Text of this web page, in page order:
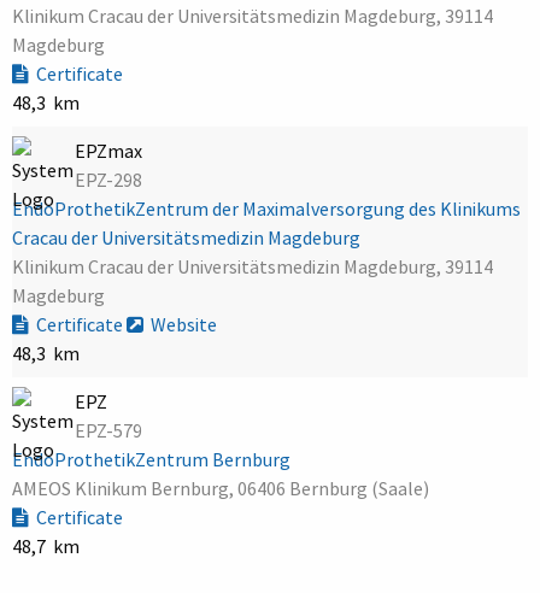
Klinikum Cracau der Universitätsmedizin Magdeburg, 39114
Magdeburg
Certificate
48,3 km
EPZmax
EPZ-298
EndoProthetikZentrum der Maximalversorgung des Klinikums
Cracau der Universitätsmedizin Magdeburg
Klinikum Cracau der Universitätsmedizin Magdeburg, 39114
Magdeburg
Certificate
Website
48,3 km
EPZ
EPZ-579
EndoProthetikZentrum Bernburg
AMEOS Klinikum Bernburg, 06406 Bernburg (Saale)
Certificate
48,7 km